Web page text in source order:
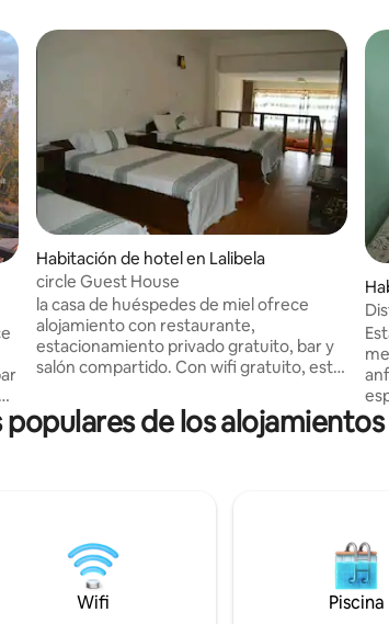
Habitación de hotel en Lalibela
circle Guest House
la casa de huéspedes de miel ofrece
alojamiento con restaurante,
estacionamiento privado gratuito, bar y
salón compartido. Con wifi gratuito, este
habitaciones y un cajero automático. Los
alojamientos ofrecen recepción 24
de los
Wifi Piscina